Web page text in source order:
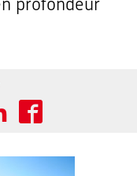
profondeur